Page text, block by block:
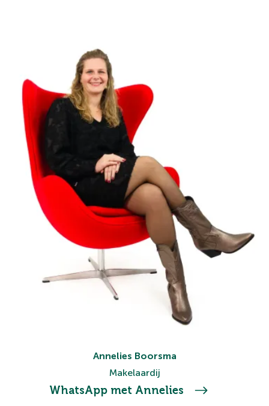
Annelies Boorsma
Makelaardij
WhatsApp met Annelies